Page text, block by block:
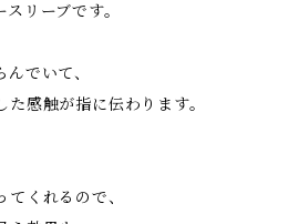
スリーブです。
でいて、
感触が指に伝わります。
くれるので、